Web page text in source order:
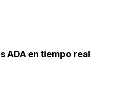
ADA en tiempo real